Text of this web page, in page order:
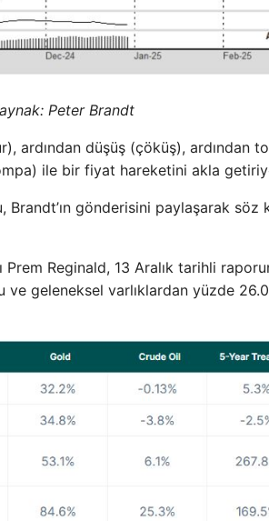
Peter Brandt
ardından düşüş (çöküş), ardından
ile bir fiyat hareketini akla
gönderisini paylaşarak söz
Reginald, 13 Aralık tarihli
geleneksel varlıklardan yüzde